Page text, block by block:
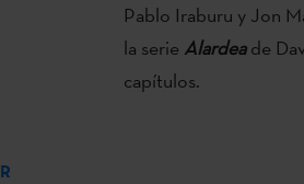
Pablo Iraburu y Jon
la serie Alardeade
capítulos.